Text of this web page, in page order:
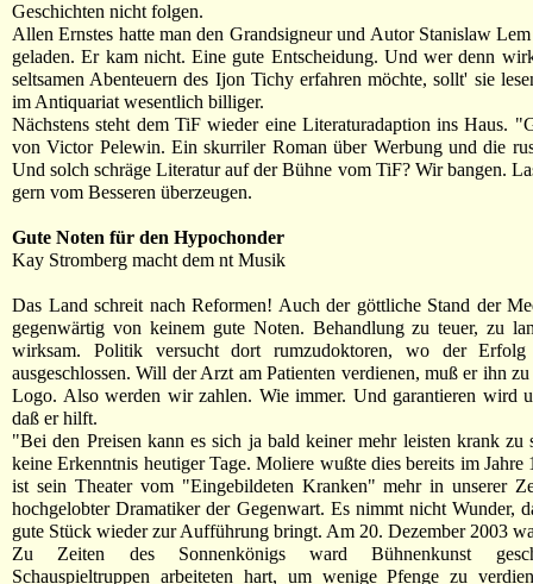
Geschichten nicht folgen.
Allen Ernstes hatte man den Grandsigneur und Autor Stanislaw
geladen. Er kam nicht. Eine gute Entscheidung. Und wer denn
seltsamen Abenteuern des Ijon Tichy erfahren möchte, sollt' sie
im Antiquariat wesentlich billiger.
Nächstens steht dem TiF wieder eine Literaturadaption ins Haus.
von Victor Pelewin. Ein skurriler Roman über Werbung und die
Und solch schräge Literatur auf der Bühne vom TiF? Wir bangen.
gern vom Besseren überzeugen.
Gute Noten für den Hypochonder
Kay Stromberg macht dem nt Musik
Das Land schreit nach Reformen! Auch der göttliche Stand der
gegenwärtig von keinem gute Noten. Behandlung zu teuer, zu
wirksam. Politik versucht dort rumzudoktoren, wo der
ausgeschlossen. Will der Arzt am Patienten verdienen, muß er ihn
Logo. Also werden wir zahlen. Wie immer. Und garantieren wird
daß er hilft.
"Bei den Preisen kann es sich ja bald keiner mehr leisten krank zu
keine Erkenntnis heutiger Tage. Moliere wußte dies bereits im Jahre
ist sein Theater vom "Eingebildeten Kranken" mehr in unserer
hochgelobter Dramatiker der Gegenwart. Es nimmt nicht Wunder,
gute Stück wieder zur Aufführung bringt. Am 20. Dezember 2003
Zu Zeiten des Sonnenkönigs ward Bühnenkunst
Schauspieltruppen arbeiteten hart, um wenige Pfenge zu